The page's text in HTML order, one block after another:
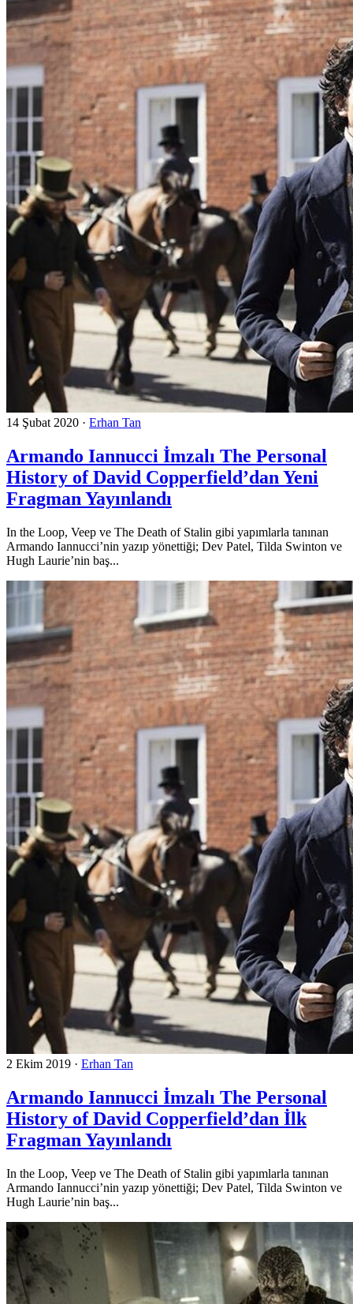
14 Şubat 2020 · Erhan Tan
Armando Iannucci İmzalı The Personal
History of David Copperfield’dan Yeni
Fragman Yayınlandı
In the Loop, Veep ve The Death of Stalin gibi yapımlarla tanınan
Armando Iannucci’nin yazıp yönettiği; Dev Patel, Tilda Swinton ve
Hugh Laurie’nin baş...
2 Ekim 2019 · Erhan Tan
Armando Iannucci İmzalı The Personal
History of David Copperfield’dan İlk
Fragman Yayınlandı
In the Loop, Veep ve The Death of Stalin gibi yapımlarla tanınan
Armando Iannucci’nin yazıp yönettiği; Dev Patel, Tilda Swinton ve
Hugh Laurie’nin baş...